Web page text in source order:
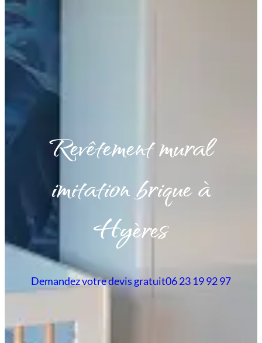
Revêtement mural
imitation brique à
Hyères
Demandez votre devis gratuit06 23 19 92 97